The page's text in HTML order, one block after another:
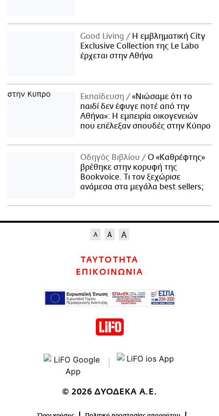
Good Living
Η εμβληματική City
Exclusive Collection της Le Labo
έρχεται στην Αθήνα
Εκπαίδευση
«Νιώσαμε ότι το
παιδί δεν έφυγε ποτέ από την
Αθήνα»: Η εμπειρία οικογενειών
που επέλεξαν σπουδές στην Κύπρο
Οδηγός Βιβλίου
Ο «Καθρέφτης»
βρέθηκε στην κορυφή της
Bookvoice. Τι τον ξεχώρισε
ανάμεσα στα μεγάλα best sellers;
ΤΑΥΤΟΤΗΤΑ
ΕΠΙΚΟΙΝΩΝΙΑ
© 2026 ΔΥΟΔΕΚΑ Α.Ε.